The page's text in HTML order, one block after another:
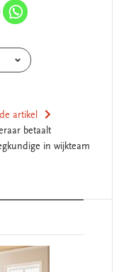
artikel
betaalt
in wijkteam